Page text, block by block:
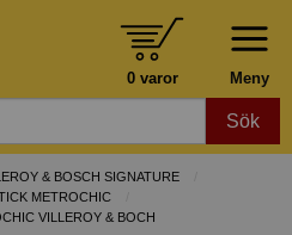
Meny
0 varor
Sök
& BOSCH SIGNATURE
METROCHIC
VILLEROY & BOCH